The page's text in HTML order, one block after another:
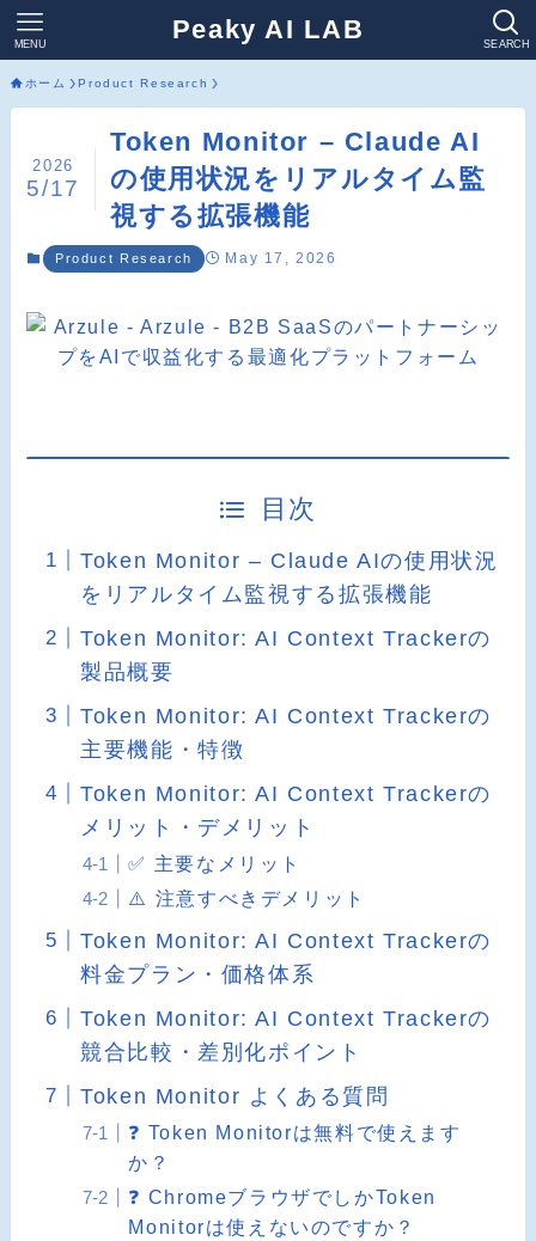
Peaky AI LAB SEARCH
MENU
ホーム Product Research
Token Monitor – Claude AI
の使用状況をリアルタイム監
視する拡張機能
2026
5/17
Product Research May 17, 2026
目次
Token Monitor – Claude AIの使用状況
をリアルタイム監視する拡張機能
Token Monitor: AI Context Trackerの
製品概要
Token Monitor: AI Context Trackerの
主要機能・特徴
Token Monitor: AI Context Trackerの
メリット・デメリット
✅ 主要なメリット
⚠️ 注意すべきデメリット
Token Monitor: AI Context Trackerの
料金プラン・価格体系
Token Monitor: AI Context Trackerの
競合比較・差別化ポイント
Token Monitor よくある質問
❓ Token Monitorは無料で使えます
か？
❓ ChromeブラウザでしかToken
Monitorは使えないのですか？